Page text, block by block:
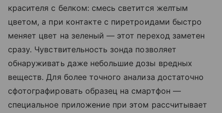
красителя с белком: смесь светится желтым
цветом, а при контакте с пиретроидами быстро
меняет цвет на зеленый — этот переход заметен
сразу. Чувствительность зонда позволяет
обнаруживать даже небольшие дозы вредных
веществ. Для более точного анализа достаточно
сфотографировать образец на смартфон —
специальное приложение при этом рассчитывает